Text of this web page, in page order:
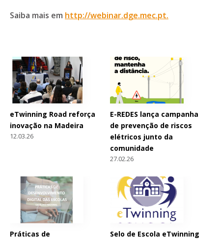
Saiba mais em http://webinar.dge.mec.pt.
eTwinning Road reforça
inovação na Madeira
12.03.26
E-REDES lança campanha
de prevenção de riscos
elétricos junto da
comunidade
27.02.26
Práticas de
Selo de Escola eTwinning